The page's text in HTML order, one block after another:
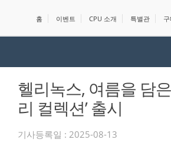
홈 이벤트 CPU 소개 특별관
헬리녹스, 여름을 담
리 컬렉션’ 출시
기사등록일 : 2025-08-13